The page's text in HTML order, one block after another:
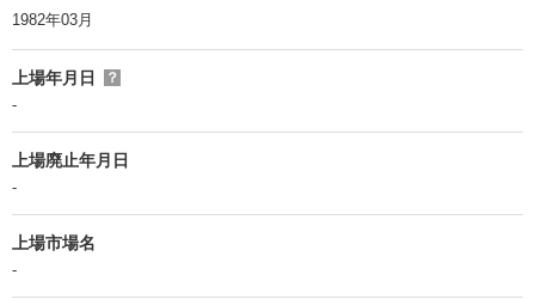
1982年03月
上場年月日 ？
-
上場廃止年月日
-
上場市場名
-